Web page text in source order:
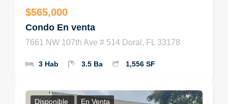
$565,000
Condo En venta
7661 NW 107th Ave # 514 Doral, FL 33178
3 Hab 3.5 Ba 1,556 SF
Disponible En Venta